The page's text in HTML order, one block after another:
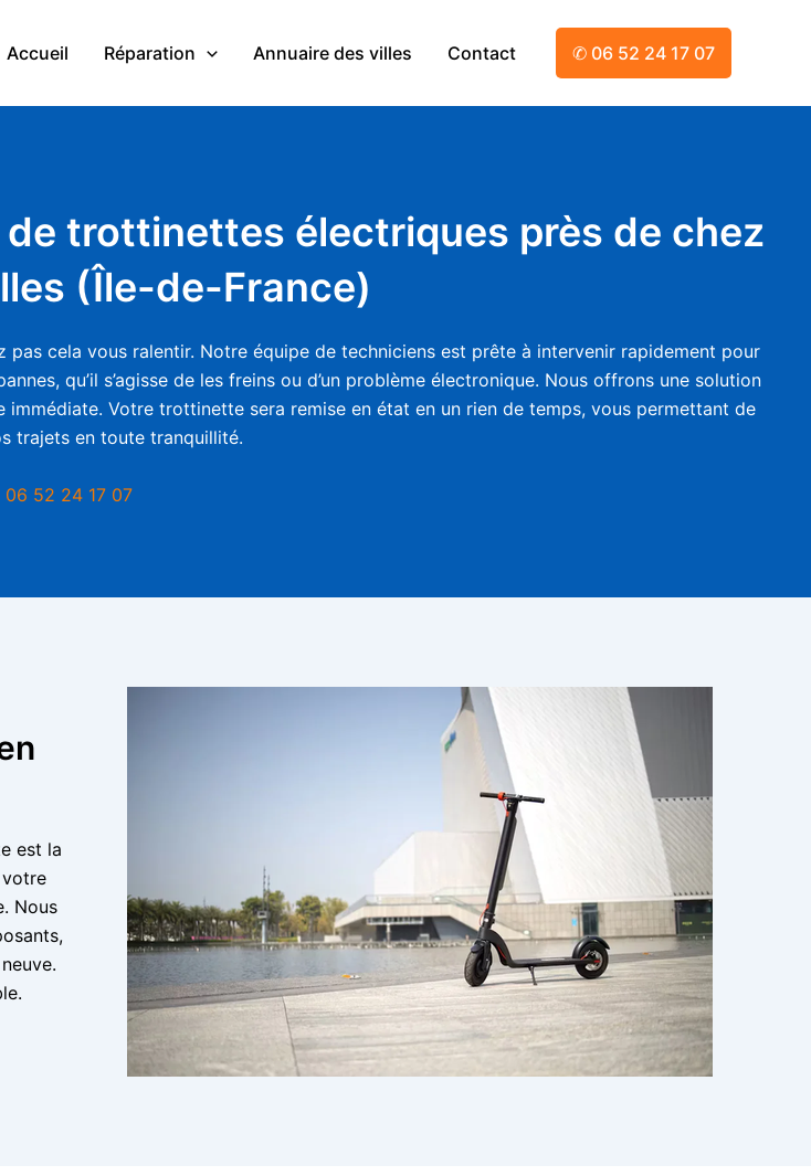
Accueil Réparation Annuaire des villes Contact ✆ 06 52 24 17 07
trottinettes électriques près de chez
(Île-de-France)
cela vous ralentir. Notre équipe de techniciens est prête à intervenir rapidement pour
qu’il s’agisse de les freins ou d’un problème électronique. Nous offrons une solution
Votre trottinette sera remise en état en un rien de temps, vous permettant de
trajets en toute tranquillité.
06 52 24 17 07
est la
Nous